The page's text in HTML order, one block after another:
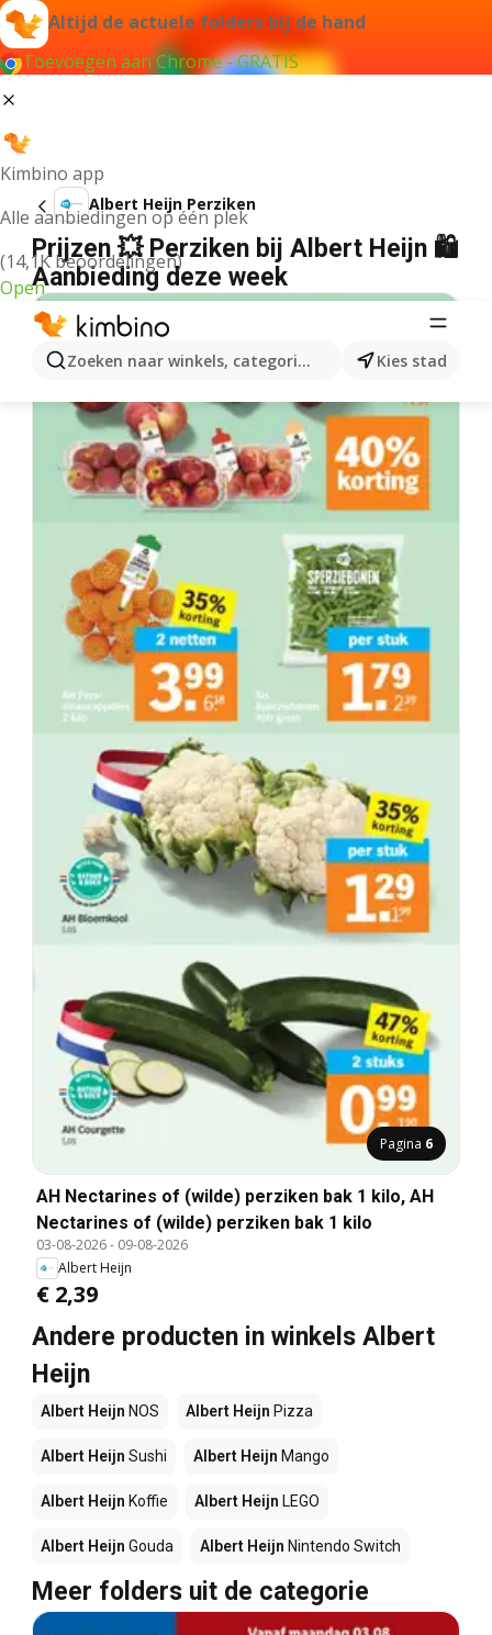
Altijd de actuele folders bij de hand
Toevoegen aan Chrome - GRATIS
Kimbino app
Alle aanbiedingen op één plek
(14,1K beoordelingen)
Open
Zoeken naar winkels, categorieën, producten...
Kies stad
Albert Heijn Perziken
Prijzen 💥 Perziken bij Albert Heijn 🛍️
Aanbieding deze week
Pagina 6
AH Nectarines of (wilde) perziken bak 1 kilo, AH
Nectarines of (wilde) perziken bak 1 kilo
03-08-2026- 09-08-2026
Albert Heijn
€ 2,39
Andere producten in winkels Albert
Heijn
Albert Heijn NOS Albert Heijn Pizza
Albert Heijn Sushi Albert Heijn Mango
Albert Heijn Koffie Albert Heijn LEGO
Albert Heijn Gouda Albert Heijn Nintendo Switch
Meer folders uit de categorie